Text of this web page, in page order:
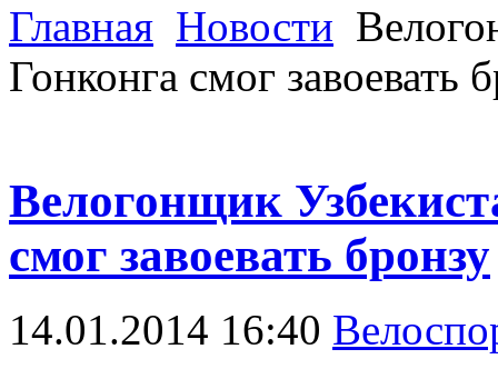
Главная Новости
Гонконга смог завоевать
Велогонщик
смог завоевать бронзу
14.01.2014 16:40